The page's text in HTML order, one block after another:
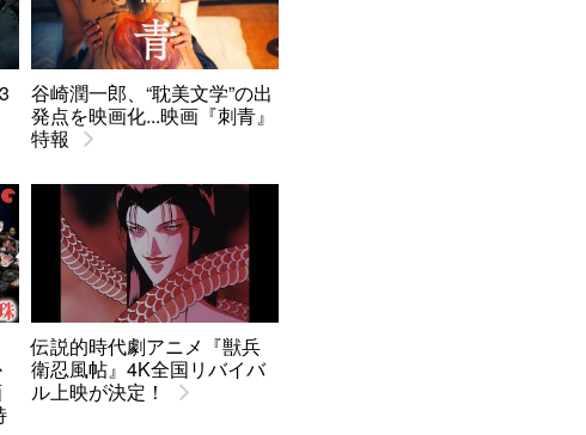
谷崎潤一郎、“耽美文学”の出
発点を映画化...映画『刺青』
特報
伝説的時代劇アニメ『獣兵
衛忍風帖』4K全国リバイバ
ル上映が決定！